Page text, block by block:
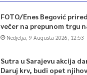
FOTO/Enes Begović
večer na prepunom trgu
Nedjelja, 9 Augusta 2026, 12:53
Sutra u Sarajevu akcija
Daruj krv, budi opet